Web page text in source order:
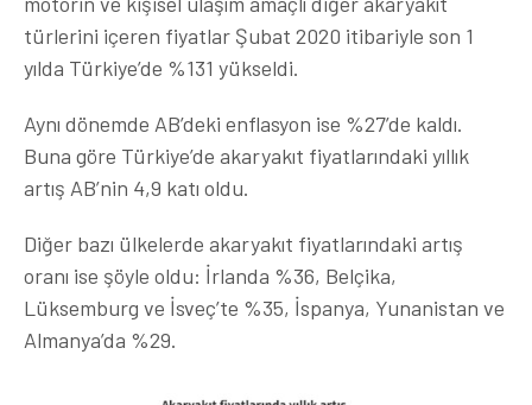
türlerini içeren fiyatlar Şubat 2020 itibariyle son 1
yılda Türkiye’de %131 yükseldi.
Aynı dönemde AB’deki enflasyon ise %27’de kaldı.
Buna göre Türkiye’de akaryakıt fiyatlarındaki yıllık
artış AB’nin 4,9 katı oldu.
Diğer bazı ülkelerde akaryakıt fiyatlarındaki artış
oranı ise şöyle oldu: İrlanda %36, Belçika,
Lüksemburg ve İsveç’te %35, İspanya, Yunanistan ve
Almanya’da %29.